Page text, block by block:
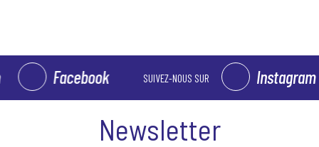
Facebook SUIVEZ-NOUS SUR Instagram
Newsletter